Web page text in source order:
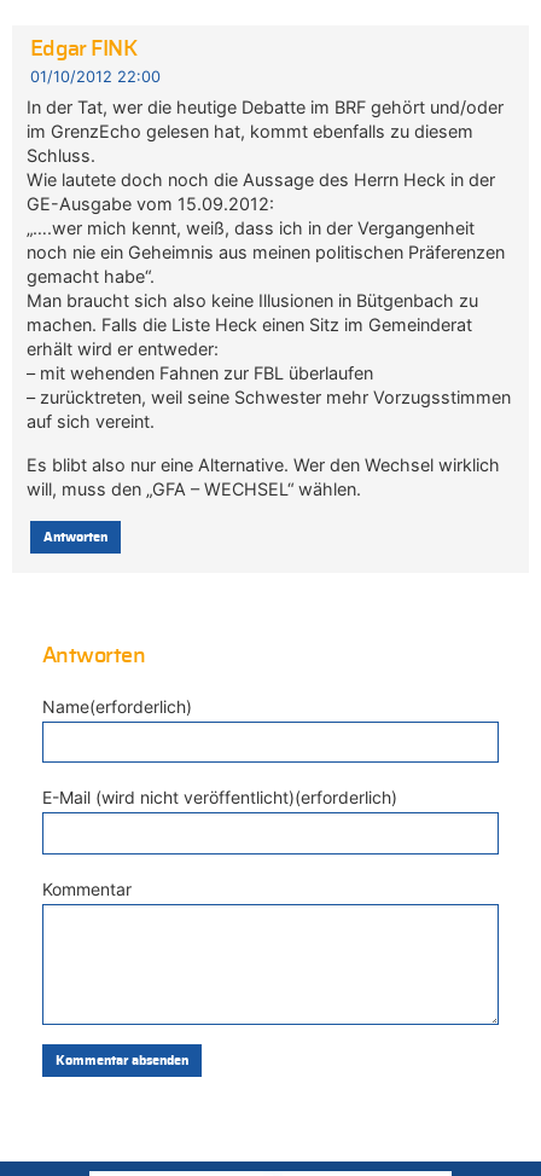
Edgar FINK
01/10/2012 22:00
In der Tat, wer die heutige Debatte im BRF gehört und/oder
im GrenzEcho gelesen hat, kommt ebenfalls zu diesem
Schluss.
Wie lautete doch noch die Aussage des Herrn Heck in der
GE-Ausgabe vom 15.09.2012:
„….wer mich kennt, weiß, dass ich in der Vergangenheit
noch nie ein Geheimnis aus meinen politischen Präferenzen
gemacht habe“.
Man braucht sich also keine Illusionen in Bütgenbach zu
machen. Falls die Liste Heck einen Sitz im Gemeinderat
erhält wird er entweder:
– mit wehenden Fahnen zur FBL überlaufen
– zurücktreten, weil seine Schwester mehr Vorzugsstimmen
auf sich vereint.
Es blibt also nur eine Alternative. Wer den Wechsel wirklich
will, muss den „GFA – WECHSEL“ wählen.
Antworten
Antworten
Name(erforderlich)
E-Mail (wird nicht veröffentlicht)(erforderlich)
Kommentar